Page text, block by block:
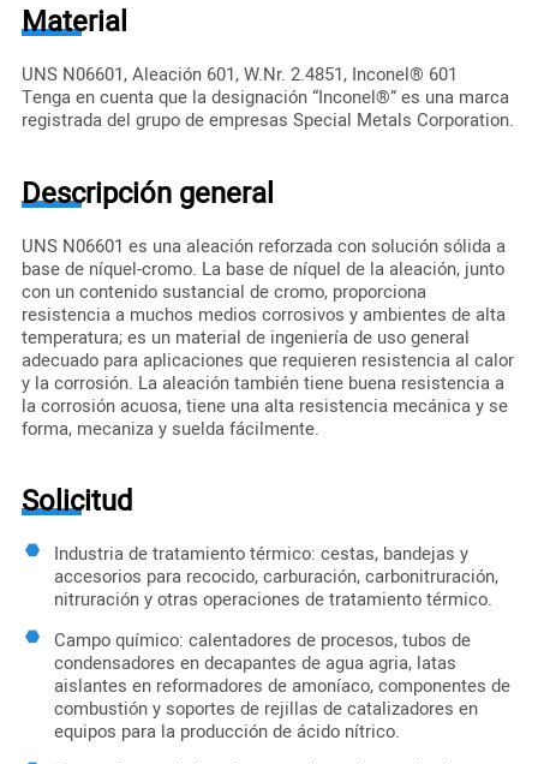
Material
UNS N06601, Aleación 601, W.Nr. 2.4851, Inconel® 601
Tenga en cuenta que la designación “Inconel®” es una marca
registrada del grupo de empresas Special Metals Corporation.
Descripción general
UNS N06601 es una aleación reforzada con solución sólida a
base de níquel-cromo. La base de níquel de la aleación, junto
con un contenido sustancial de cromo, proporciona
resistencia a muchos medios corrosivos y ambientes de alta
temperatura; es un material de ingeniería de uso general
adecuado para aplicaciones que requieren resistencia al calor
y la corrosión. La aleación también tiene buena resistencia a
la corrosión acuosa, tiene una alta resistencia mecánica y se
forma, mecaniza y suelda fácilmente.
Solicitud
Industria de tratamiento térmico: cestas, bandejas y
accesorios para recocido, carburación, carbonitruración,
nitruración y otras operaciones de tratamiento térmico.
Campo químico: calentadores de procesos, tubos de
condensadores en decapantes de agua agria, latas
aislantes en reformadores de amoníaco, componentes de
combustión y soportes de rejillas de catalizadores en
equipos para la producción de ácido nítrico.